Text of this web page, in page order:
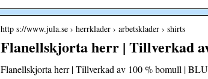
http s://www.jula.se › herrklader › arbetsklader › shirts
Flanellskjorta herr | Tillverkad
Flanellskjorta herr | Tillverkad av 100 % bomull |